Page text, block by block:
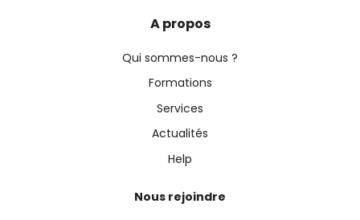
A propos
Qui sommes-nous ?
Formations
Services
Actualités
Help
Nous rejoindre